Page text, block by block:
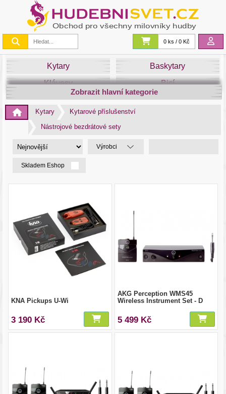
0 ks / 0 Kč
Kytary
Baskytary
Klávesy
Bicí
Smyčce
Dechy
Zobrazit hlavní kategorie
Kytary
Kytarové příslušenství
Nástrojové bezdrátové sety
Výrobci
Skladem Eshop
KNA Pickups U-Wi
3 190 Kč
AKG Perception WMS45
Wireless Instrument Set - D
5 499 Kč